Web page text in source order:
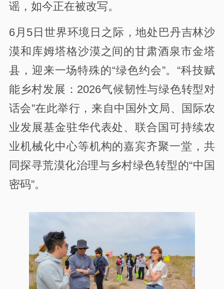
谣，如今正在被改写。
6月5日世界环境日之际，地处巴丹吉林沙
漠和库姆塔格沙漠之间的甘肃酒泉市金塔
县，迎来一场特殊的“绿色约会”。“科技赋
能乡村发展：2026气候韧性与绿色转型对
话会”在此举行，来自中国外文局、国际农
业发展基金驻华代表处、联合国可持续农
业机械化中心等机构的嘉宾齐聚一堂，共
同探寻荒漠化治理与乡村绿色转型的“中国
密码”。